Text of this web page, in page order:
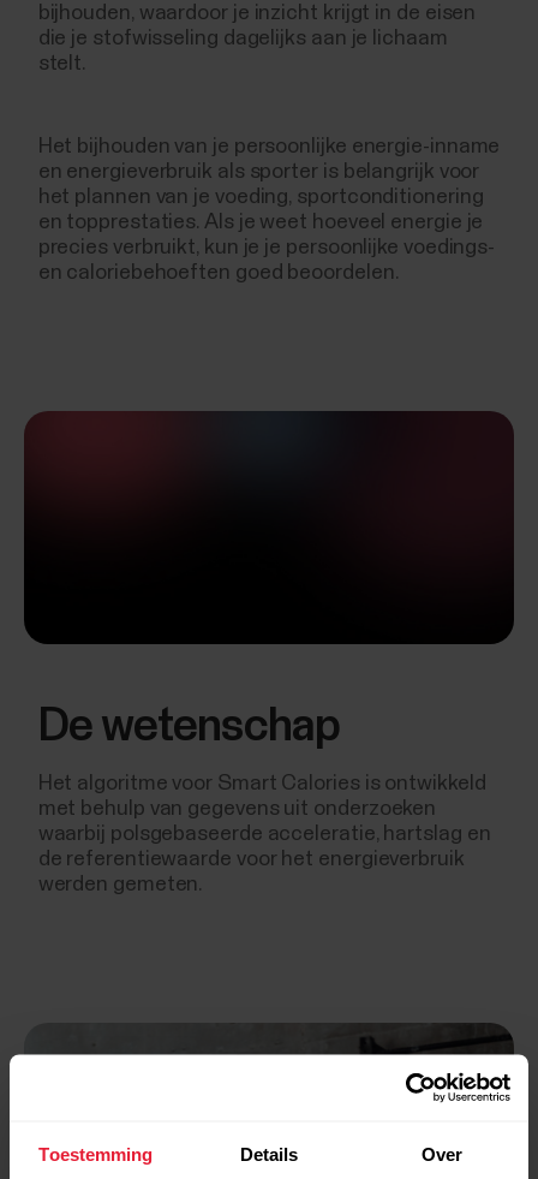
Toestemming Details Over
bijhouden, waardoor je inzicht krijgt in de eisen
die je stofwisseling dagelijks aan je lichaam
stelt.
Het bijhouden van je persoonlijke energie-inname
en energieverbruik als sporter is belangrijk voor
het plannen van je voeding, sportconditionering
en topprestaties. Als je weet hoeveel energie je
precies verbruikt, kun je je persoonlijke voedings-
en caloriebehoeften goed beoordelen.
De wetenschap
Het algoritme voor Smart Calories is ontwikkeld
met behulp van gegevens uit onderzoeken
waarbij polsgebaseerde acceleratie, hartslag en
de referentiewaarde voor het energieverbruik
werden gemeten.